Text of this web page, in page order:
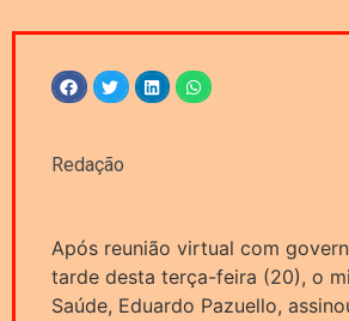
Redação
Após reunião virtual com
tarde desta terça-feira (20), o
Saúde, Eduardo Pazuello,